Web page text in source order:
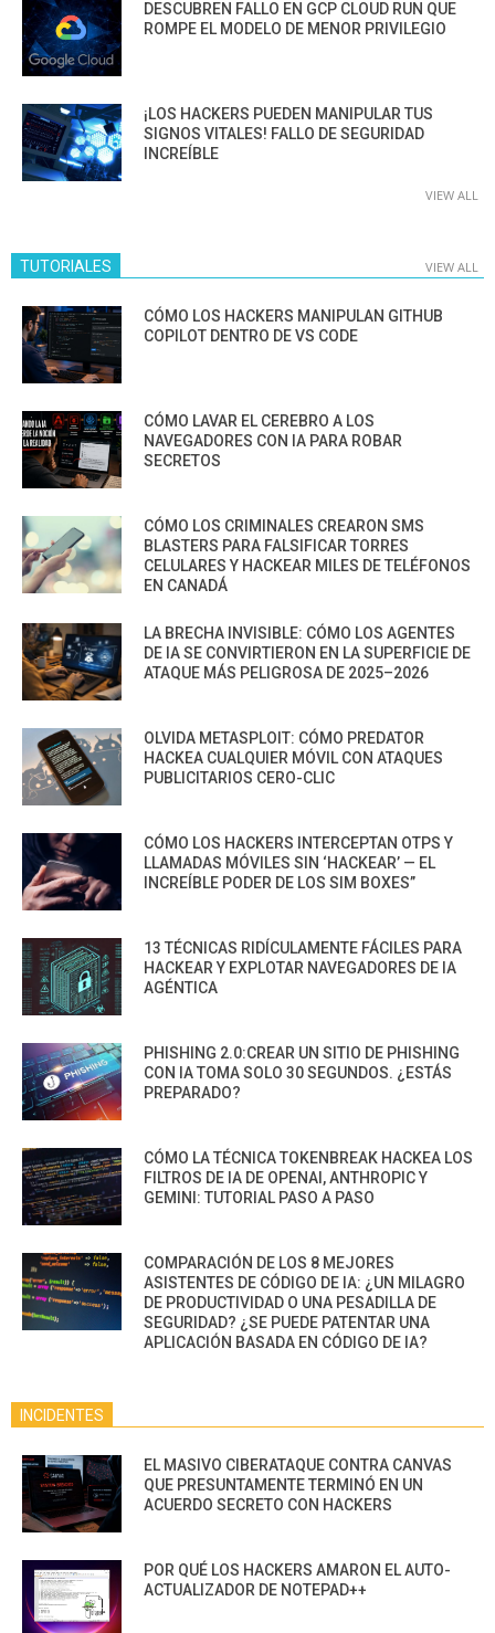
DESCUBREN FALLO EN GCP CLOUD RUN QUE
ROMPE EL MODELO DE MENOR PRIVILEGIO
¡LOS HACKERS PUEDEN MANIPULAR TUS
SIGNOS VITALES! FALLO DE SEGURIDAD
INCREÍBLE
VIEW ALL
TUTORIALES VIEW ALL
CÓMO LOS HACKERS MANIPULAN GITHUB
COPILOT DENTRO DE VS CODE
CÓMO LAVAR EL CEREBRO A LOS
NAVEGADORES CON IA PARA ROBAR
SECRETOS
CÓMO LOS CRIMINALES CREARON SMS
BLASTERS PARA FALSIFICAR TORRES
CELULARES Y HACKEAR MILES DE TELÉFONOS
EN CANADÁ
LA BRECHA INVISIBLE: CÓMO LOS AGENTES
DE IA SE CONVIRTIERON EN LA SUPERFICIE DE
ATAQUE MÁS PELIGROSA DE 2025–2026
OLVIDA METASPLOIT: CÓMO PREDATOR
HACKEA CUALQUIER MÓVIL CON ATAQUES
PUBLICITARIOS CERO-CLIC
CÓMO LOS HACKERS INTERCEPTAN OTPS Y
LLAMADAS MÓVILES SIN ‘HACKEAR’ — EL
INCREÍBLE PODER DE LOS SIM BOXES”
13 TÉCNICAS RIDÍCULAMENTE FÁCILES PARA
HACKEAR Y EXPLOTAR NAVEGADORES DE IA
AGÉNTICA
PHISHING 2.0:CREAR UN SITIO DE PHISHING
CON IA TOMA SOLO 30 SEGUNDOS. ¿ESTÁS
PREPARADO?
CÓMO LA TÉCNICA TOKENBREAK HACKEA LOS
FILTROS DE IA DE OPENAI, ANTHROPIC Y
GEMINI: TUTORIAL PASO A PASO
COMPARACIÓN DE LOS 8 MEJORES
ASISTENTES DE CÓDIGO DE IA: ¿UN MILAGRO
DE PRODUCTIVIDAD O UNA PESADILLA DE
SEGURIDAD? ¿SE PUEDE PATENTAR UNA
APLICACIÓN BASADA EN CÓDIGO DE IA?
INCIDENTES
EL MASIVO CIBERATAQUE CONTRA CANVAS
QUE PRESUNTAMENTE TERMINÓ EN UN
ACUERDO SECRETO CON HACKERS
POR QUÉ LOS HACKERS AMARON EL AUTO-
ACTUALIZADOR DE NOTEPAD++